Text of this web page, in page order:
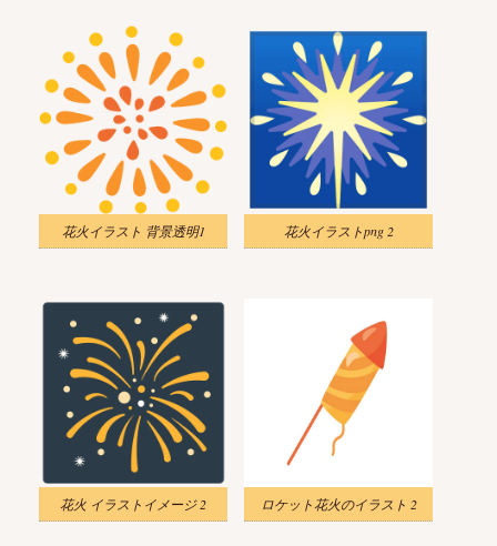
花火イラスト 背景透明1 花火イラストpng 2
花火 イラストイメージ 2 ロケット花火のイラスト 2